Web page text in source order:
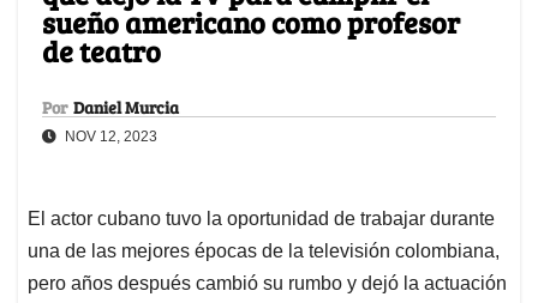
sueño americano como profesor
de teatro
Por Daniel Murcia
NOV 12, 2023
El actor cubano tuvo la oportunidad de trabajar durante
una de las mejores épocas de la televisión colombiana,
pero años después cambió su rumbo y dejó la actuación